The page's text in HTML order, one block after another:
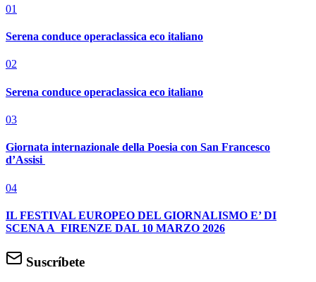
01
Serena conduce operaclassica eco italiano
02
Serena conduce operaclassica eco italiano
03
Giornata internazionale della Poesia con San Francesco
d’Assisi
04
IL FESTIVAL EUROPEO DEL GIORNALISMO E’ DI
SCENA A FIRENZE DAL 10 MARZO 2026
Suscríbete